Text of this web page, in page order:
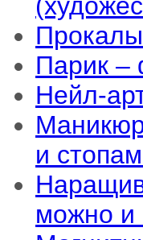
Парик –
Нейл-
и
можно и